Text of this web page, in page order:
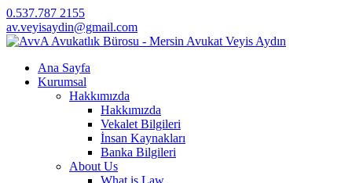
0.537.787 2155
av.veyisaydin@gmail.com
Ana Sayfa
Kurumsal
Hakkımızda
Hakkımızda
Vekalet Bilgileri
İnsan Kaynakları
Banka Bilgileri
About Us
What is Law